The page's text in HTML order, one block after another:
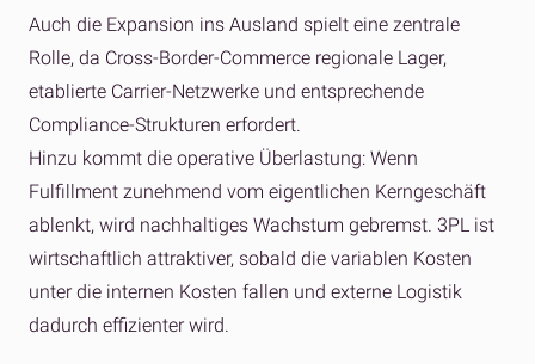
Auch die Expansion ins Ausland spielt eine zentrale
Rolle, da Cross-Border-Commerce regionale Lager,
etablierte Carrier-Netzwerke und entsprechende
Compliance-Strukturen erfordert.
Hinzu kommt die operative Überlastung: Wenn
Fulfillment zunehmend vom eigentlichen Kerngeschäft
ablenkt, wird nachhaltiges Wachstum gebremst. 3PL ist
wirtschaftlich attraktiver, sobald die variablen Kosten
unter die internen Kosten fallen und externe Logistik
dadurch effizienter wird.